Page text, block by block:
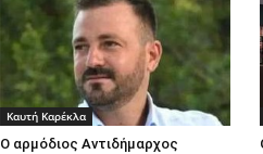
Καυτή Καρέκλα
Ο αρμόδιος Αντιδήμαρχος